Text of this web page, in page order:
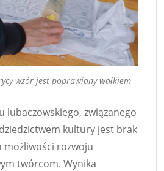
wzór jest poprawiany wałkiem
lubaczowskiego, związanego
kultury jest brak
możliwości rozwoju
twórcom. Wynika